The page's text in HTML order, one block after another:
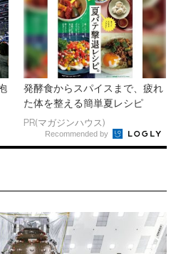
発酵食からスパイスまで、疲れ
た体を整える簡単夏レシピ
PR(マガジンハウス)
Recommended by